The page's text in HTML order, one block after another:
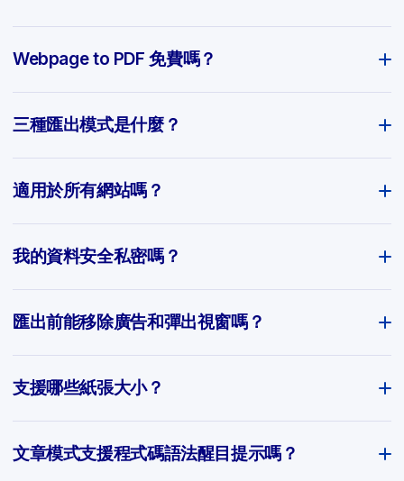
Webpage to PDF 免費嗎？
三種匯出模式是什麼？
適用於所有網站嗎？
我的資料安全私密嗎？
匯出前能移除廣告和彈出視窗嗎？
支援哪些紙張大小？
文章模式支援程式碼語法醒目提示嗎？